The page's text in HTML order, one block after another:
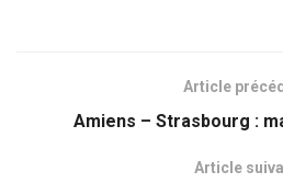
Article
Amiens – Strasbourg :
Article